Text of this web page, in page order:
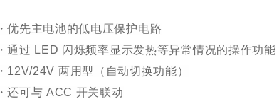
・优先主电池的低电压保护电路
・通过 LED 闪烁频率显示发热等异常情况的操作功能
・12V/24V 两用型（自动切换功能）
・还可与 ACC 开关联动